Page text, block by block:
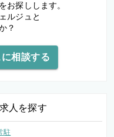
お探しします。
ルジュと
？
相談する
人を探す
駐